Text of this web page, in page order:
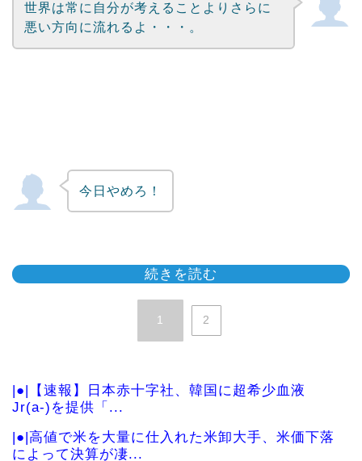
世界は常に自分が考えることよりさらに
悪い方向に流れるよ・・・。
今日やめろ！
続きを読む
1 2
|●|【速報】日本赤十字社、韓国に超希少血液
Jr(a-)を提供「...
|●|高値で米を大量に仕入れた米卸大手、米価下落
によって決算が凄...